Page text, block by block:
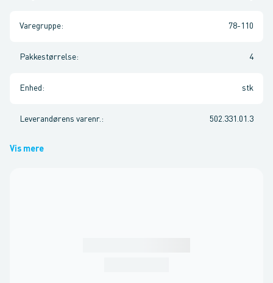
Varegruppe: 78-110
Pakkestørrelse: 4
Enhed : stk
Leverandørens varenr. : 502.331.01.3
Vis mere